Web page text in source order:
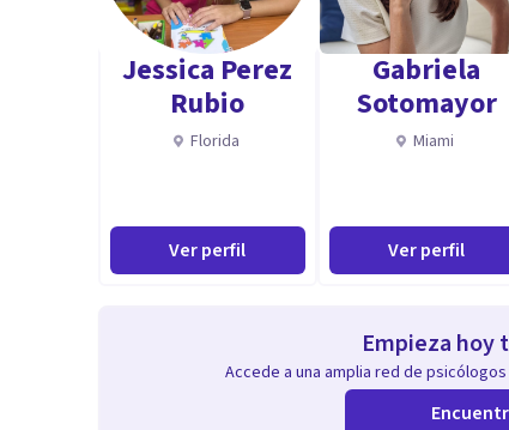
Jessica Perez
Rubio
Florida
Ver perfil
Gabriela
Sotomayor
Miami
Ver perfil
Empieza hoy
Accede a una amplia red de